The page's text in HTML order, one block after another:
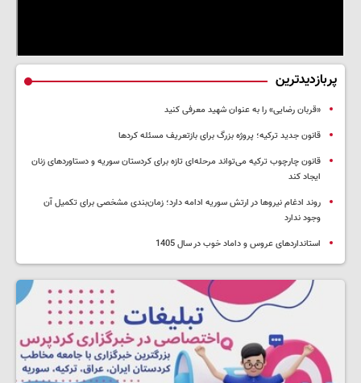
پربازدیدترین
«قربان رضایی» را به عنوان شهید معرفی کنید
قانون جدید ترکیه؛ پروژه بزرگ‌ برای بازتعریف مسئله کردها
قانون چارچوب ترکیه می‌تواند مرحله‌ای تازه برای کردستان سوریه و دستاوردهای زنان
ایجاد کند
روند ادغام نیروها در ارتش سوریه ادامه دارد؛ زمان‌بندی مشخصی برای تکمیل آن
وجود ندارد
استانداردهای عروس و داماد خوب در سال 1405